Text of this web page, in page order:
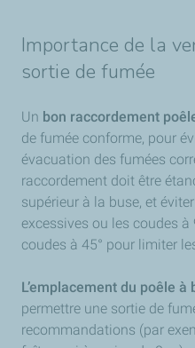
Importance de la
sortie de fumée
Un bon raccordement
de fumée conforme, pour
évacuation des fumées
raccordement doit être
supérieur à la buse, et
excessives ou les coudes à
coudes à 45° pour limiter
L’emplacement du poêle à
permettre une sortie de
recommandations (par